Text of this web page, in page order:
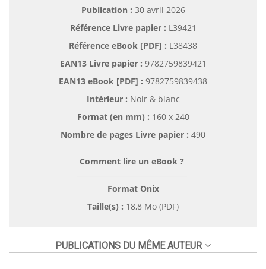
Publication : 30 avril 2026
Référence Livre papier : L39421
Référence eBook [PDF] : L38438
EAN13 Livre papier : 9782759839421
EAN13 eBook [PDF] : 9782759839438
Intérieur : Noir & blanc
Format (en mm) : 160 x 240
Nombre de pages Livre papier : 490
Comment lire un eBook ?
Format Onix
Taille(s) : 18,8 Mo (PDF)
PUBLICATIONS DU MÊME AUTEUR